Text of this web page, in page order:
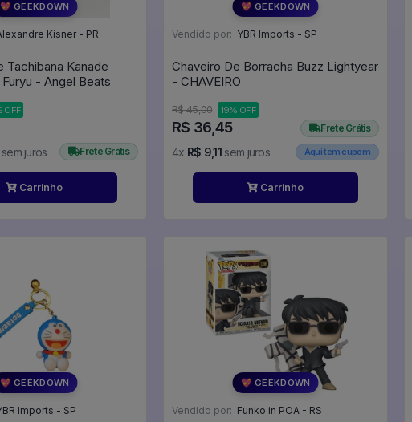
💖 GEEKDOWN
Kisner - PR
Tachibana Kanade
- Angel Beats
OFF
sem juros Frete Grátis
Carrinho
💖 GEEKDOWN
Vendido por: YBR Imports - SP
Chaveiro De Borracha Buzz Lightyear
- CHAVEIRO
R$ 45,00 19% OFF
R$ 36,45
4x R$ 9,11 sem juros
Frete Grátis
Aqui tem cupom
Carrinho
💖 GEEKDOWN
Imports - SP
💖 GEEKDOWN
Vendido por: Funko in POA - RS